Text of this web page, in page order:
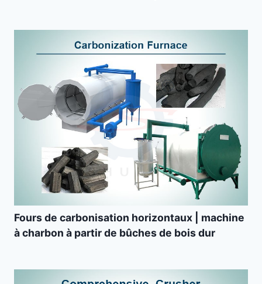
Fours de carbonisation horizontaux | machine
à charbon à partir de bûches de bois dur